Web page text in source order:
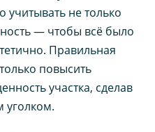
не только
— чтобы всё было
Правильная
повысить
участка, сделав
уголком.